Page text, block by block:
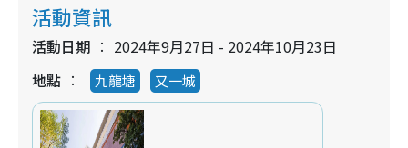
活動資訊
活動日期
2024年9月27日 - 2024年10月23日
地點
九龍塘 又一城